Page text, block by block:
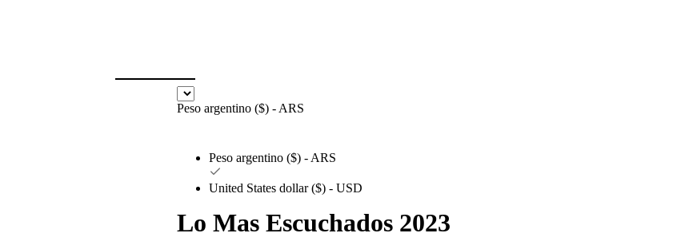
Peso argentino ($) - ARS
Peso argentino ($) - ARS
United States dollar ($) - USD
Lo Mas Escuchados 2023